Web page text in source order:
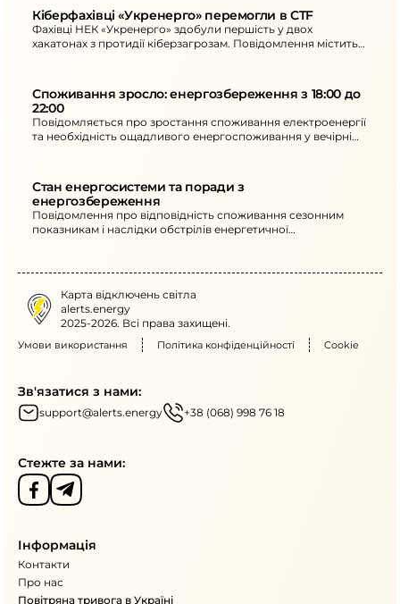
безпеки під час робіт.
Кіберфахівці «Укренерго» перемогли в CTF
Фахівці НЕК «Укренерго» здобули першість у двох
хакатонах з протидії кіберзагрозам. Повідомлення містить
Споживання зросло: енергозбереження з 18:00 до
22:00
Повідомляється про зростання споживання електроенергії
та необхідність ощадливого енергоспоживання у вечірні
Стан енергосистеми та поради з
енергозбереження
Повідомлення про відповідність споживання сезонним
показникам і наслідки обстрілів енергетичної
потужних електроприладів у вечірні години.
Карта відключень світла
alerts.energy
2025-2026. Всі права захищені.
Умови використання Політика конфіденційності Cookie
Зв'язатися з нами:
support@alerts.energy +38 (068) 998 76 18
Стежте за нами:
Інформація
Контакти
Про нас
Повітряна тривога в Україні